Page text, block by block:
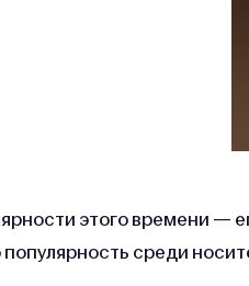
этого времени —
среди